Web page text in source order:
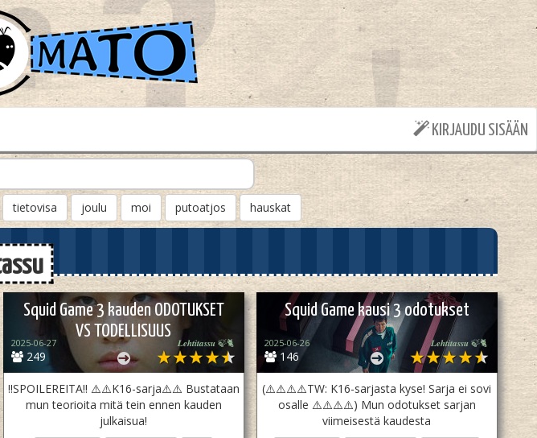
KIRJAUDU SISÄÄN
tietovisa joulu moi putoatjos hauskat
Squid Game 3 kauden ODOTUKSET
VS TODELLISUUS
249
2025-06-27 𝑳𝒆𝒉𝒕𝒊𝒕𝒂𝒔𝒔𝒖 🍃🐈
!!SPOILEREITA!! ⚠️⚠️K16-sarja⚠️⚠️ Bustataan
mun teorioita mitä tein ennen kauden
julkaisua!
Squid Game kausi 3 odotukset
146
2025-06-26 𝑳𝒆𝒉𝒕𝒊𝒕𝒂𝒔𝒔𝒖 🍃🐈
(⚠️⚠️⚠️⚠️TW: K16-sarjasta kyse! Sarja ei sovi
osalle ⚠️⚠️⚠️⚠️) Mun odotukset sarjan
viimeisestä kaudesta